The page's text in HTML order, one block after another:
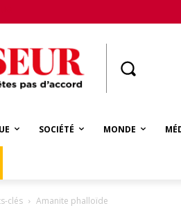
SOCIÉTÉ MONDE
clés Amanite phalloïde